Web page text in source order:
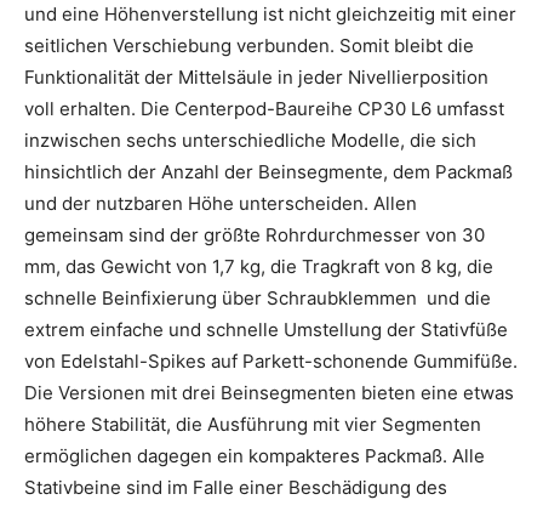
und eine Höhenverstellung ist nicht gleichzeitig mit einer
seitlichen Verschiebung verbunden. Somit bleibt die
Funktionalität der Mittelsäule in jeder Nivellierposition
voll erhalten. Die Centerpod-Baureihe CP30 L6 umfasst
inzwischen sechs unterschiedliche Modelle, die sich
hinsichtlich der Anzahl der Beinsegmente, dem Packmaß
und der nutzbaren Höhe unterscheiden. Allen
gemeinsam sind der größte Rohrdurchmesser von 30
mm, das Gewicht von 1,7 kg, die Tragkraft von 8 kg, die
schnelle Beinfixierung über Schraubklemmen und die
extrem einfache und schnelle Umstellung der Stativfüße
von Edelstahl-Spikes auf Parkett-schonende Gummifüße.
Die Versionen mit drei Beinsegmenten bieten eine etwas
höhere Stabilität, die Ausführung mit vier Segmenten
ermöglichen dagegen ein kompakteres Packmaß. Alle
Stativbeine sind im Falle einer Beschädigung des